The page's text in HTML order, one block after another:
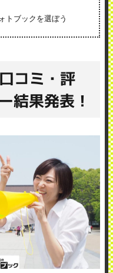
トブックを選ぼう
結果発表！